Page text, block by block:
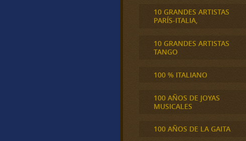
10 GRANDES ARTISTAS
PARÍS-ITALIA,
10 GRANDES ARTISTAS
TANGO
100 % ITALIANO
100 AÑOS DE JOYAS
MUSICALES
100 AÑOS DE LA GAITA